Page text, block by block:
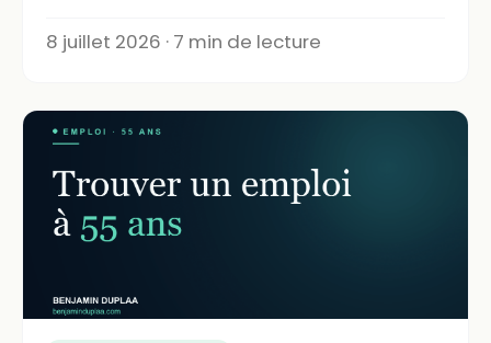
8 juillet 2026 · 7 min de lecture